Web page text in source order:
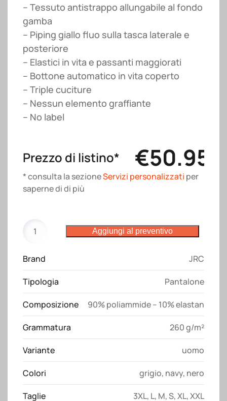
– Tessuto antistrappo allungabile al fondo
gamba
– Piping giallo fluo sulla tasca laterale e
posteriore
– Elastici in vita e passanti maggiorati
– Bottone automatico in vita coperto
– Triple cuciture
– Nessun elemento graffiante
– No label
Prezzo di listino* €50.95
* consulta la sezioneServizi personalizzati per
saperne di di più
Tonale
JRC
quantità
Aggiungi al preventivo
Brand JRC
Tipologia Pantalone
Composizione 90% poliammide – 10% elastan
Grammatura 260 g/m²
Variante uomo
Colori grigio, navy, nero
Taglie 3XL, L, M,S,XL,XXL